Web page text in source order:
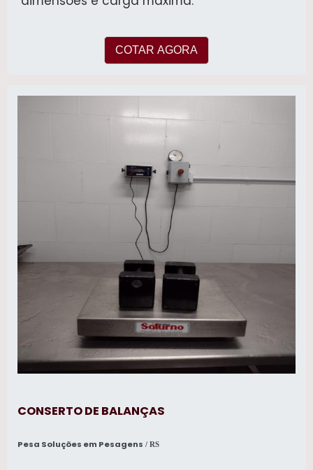
COTAR AGORA
CONSERTO DE BALANÇAS
Pesa Soluções em Pesagens / RS